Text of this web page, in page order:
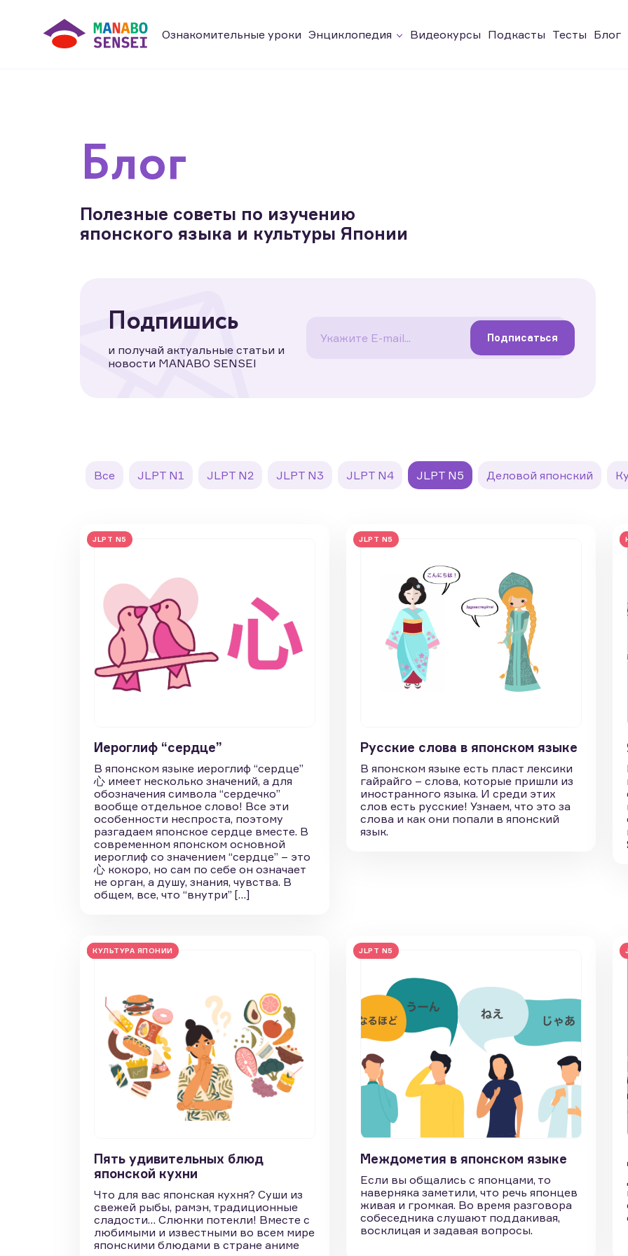
Ознакомительные уроки Энциклопедия Видеокурсы Подкасты Тесты Блог
Блог
Полезные советы по изучению
японского языка и культуры Японии
Подпишись
и получай актуальные статьи и
новости MANABO SENSEI
Подписаться
Все JLPT N1 JLPT N2 JLPT N3 JLPT N4 JLPT N5 Деловой японский
JLPT N5
Иероглиф “сердце”
В японском языке иероглиф “сердце”
心 имеет несколько значений, а для
обозначения символа “сердечко”
вообще отдельное слово! Все эти
особенности неспроста, поэтому
разгадаем японское сердце вместе. В
современном японском основной
иероглиф со значением “сердце” – это
心 кокоро, но сам по себе он означает
не орган, а душу, знания, чувства. В
общем, все, что “внутри” […]
JLPT N5
Русские слова в японском языке
В японском языке есть пласт лексики
гайрайго – слова, которые пришли из
иностранного языка. И среди этих
слов есть русские! Узнаем, что это за
слова и как они попали в японский
язык.
JLPT N5
КУЛЬТУРА ЯПОНИИ
Пять удивительных блюд
японской кухни
Что для вас японская кухня? Суши из
свежей рыбы, рамэн, традиционные
сладости… Слюнки потекли! Вместе с
любимыми и известными во всем мире
японскими блюдами в стране аниме
JLPT N5
Междометия в японском языке
Если вы общались с японцами, то
наверняка заметили, что речь японцев
живая и громкая. Во время разговора
собеседника слушают поддакивая,
восклицая и задавая вопросы.